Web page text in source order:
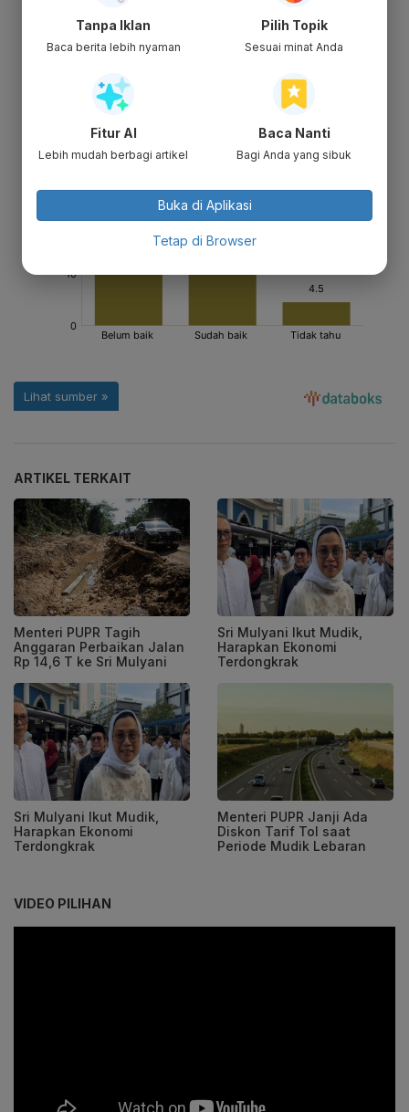
ARTIKEL TERKAIT
Menteri PUPR Tagih
Anggaran Perbaikan Jalan
Rp 14,6 T ke Sri Mulyani
Sri Mulyani Ikut Mudik,
Harapkan Ekonomi
Terdongkrak
Sri Mulyani Ikut Mudik,
Harapkan Ekonomi
Terdongkrak
Menteri PUPR Janji Ada
Diskon Tarif Tol saat
Periode Mudik Lebaran
VIDEO PILIHAN
Tanpa Iklan
Baca berita lebih nyaman
Pilih Topik
Sesuai minat Anda
Fitur AI
Lebih mudah berbagi artikel
Baca Nanti
Bagi Anda yang sibuk
Buka di Aplikasi
Tetap di Browser